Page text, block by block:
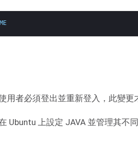
用者必須登出並重新登入，此變更
Ubuntu 上設定 JAVA 並管理其不